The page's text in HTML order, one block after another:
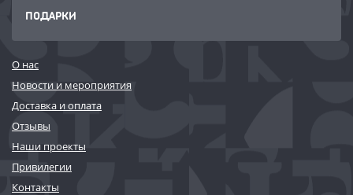
ПОДАРКИ
О нас
Новости и мероприятия
Доставка и оплата
Отзывы
Наши проекты
Привилегии
Контакты